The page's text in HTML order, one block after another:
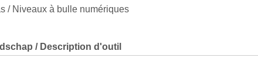
/ Niveaux à bulle numériques
/ Description d'outil